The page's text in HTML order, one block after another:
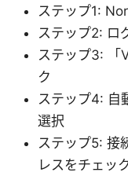
ステップ1:
ステップ2: ロ
ステップ3: 「
ク
ステップ4: 自
選択
ステップ5: 接
レスをチェッ